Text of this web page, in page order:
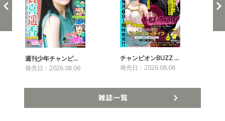
週刊少年チャンピ…
発売日：2026.08.06
チャンピオンBUZZ …
発売日：2026.08.06